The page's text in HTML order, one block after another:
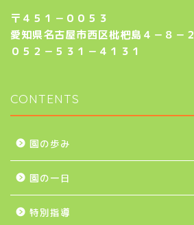
〒４５１－００５３
愛知県名古屋市西区枇杷島４－８－２
０５２－５３１－４１３１
CONTENTS
園の歩み
園の一日
特別指導